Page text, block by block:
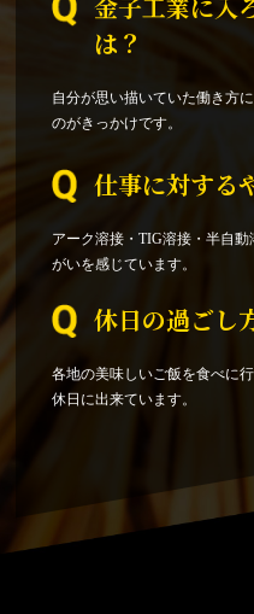
は？
自分が思い描いていた働き方
のがきっかけです。
仕事に対する
アーク溶接・TIG溶接・半自
がいを感じています。
休日の過ごし
各地の美味しいご飯を食べに
休日に出来ています。